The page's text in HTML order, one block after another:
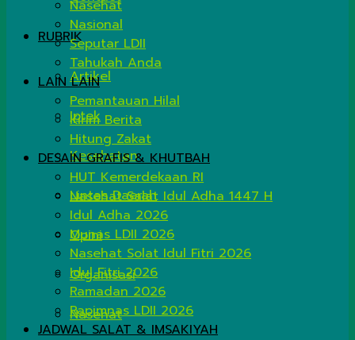
RUBRIK
Artikel
Iptek
Kesehatan
Lintas Daerah
Opini
Organisasi
Nasehat
Nasehat
Nasional
Seputar LDII
Tahukah Anda
LAIN LAIN
Pemantauan Hilal
Kirim Berita
Hitung Zakat
DESAIN GRAFIS & KHUTBAH
HUT Kemerdekaan RI
Nasehat Salat Idul Adha 1447 H
Idul Adha 2026
Munas LDII 2026
Nasehat Solat Idul Fitri 2026
Idul Fitri 2026
Ramadan 2026
Rapimnas LDII 2026
JADWAL SALAT & IMSAKIYAH